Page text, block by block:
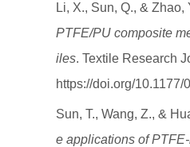
Li, X., Sun, Q., & Zhao,
PTFE/PU composite
iles. Textile Research
https://doi.org/
Sun, T., Wang, Z., &
e applications of